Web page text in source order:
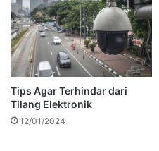
Tips Agar Terhindar dari
Tilang Elektronik
12/01/2024